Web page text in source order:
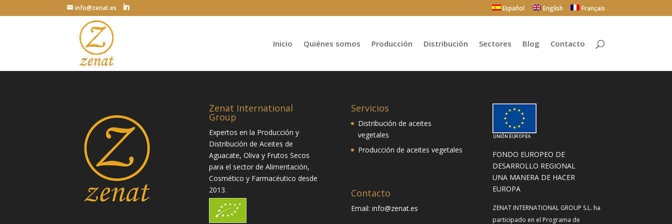
info@zenat.es Español English Français
Inicio Quiénes somos Producción Distribución Sectores Blog Contacto
Zenat International
Group
Expertos en la Producción y
Distribución de Aceites de
Aguacate, Oliva y Frutos Secos
para el sector de Alimentación,
Cosmético y Farmacéutico desde
2013.
Servicios
Distribución de aceites
vegetales
Producción de aceites vegetales
Contacto
Email: info@zenat.es
FONDO EUROPEO DE
DESARROLLO REGIONAL
UNA MANERA DE HACER
EUROPA
ZENAT INTERNATIONAL GROUP S.L. ha
participado en el Programa de